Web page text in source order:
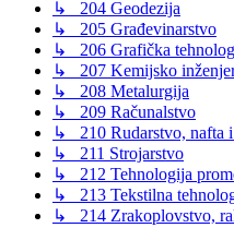
↳ 204 Geodezija
↳ 205 Građevinarstvo
↳ 206 Grafička
↳ 207 Kemijsko
↳ 208 Metalurgija
↳ 209 Računalstvo
↳ 210 Rudarstvo, nafta i
↳ 211 Strojarstvo
↳ 212 Tehnologija
↳ 213 Tekstilna
↳ 214 Zrakoplovstvo,